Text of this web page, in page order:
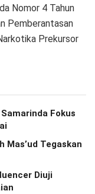
Nomor 4 Tahun
Pemberantasan
Prekursor
Fokus
Mas’ud Tegaskan
Diuji